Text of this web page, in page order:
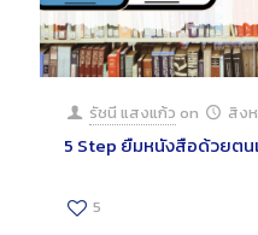
รัชนี แสงแก้ว on สิง
5 Step ยืมหนังสือด้วยต
5